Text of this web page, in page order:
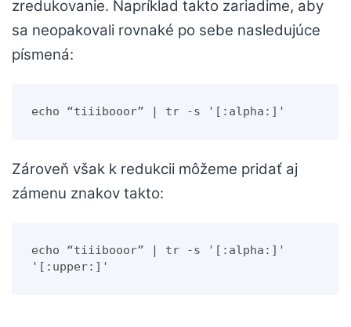
zredukovanie. Napríklad takto zariadime, aby
sa neopakovali rovnaké po sebe nasledujúce
písmená:
echo “tiiibooor” | tr -s '[:alpha:]'
Zároveň však k redukcii môžeme pridať aj
zámenu znakov takto:
echo “tiiibooor” | tr -s '[:alpha:]'
'[:upper:]'